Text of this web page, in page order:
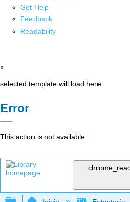
Get Help
Feedback
Readability
x
selected template will load here
Error
This action is not available.